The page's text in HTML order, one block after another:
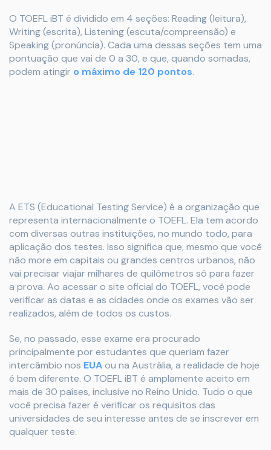
O TOEFL iBT é dividido em 4 seções: Reading (leitura),
Writing (escrita), Listening (escuta/compreensão) e
Speaking (pronúncia). Cada uma dessas seções tem uma
pontuação que vai de 0 a 30, e que, quando somadas,
podem atingir o máximo de 120 pontos.
A ETS (Educational Testing Service) é a organização que
representa internacionalmente o TOEFL. Ela tem acordo
com diversas outras instituições, no mundo todo, para
aplicação dos testes. Isso significa que, mesmo que você
não more em capitais ou grandes centros urbanos, não
vai precisar viajar milhares de quilômetros só para fazer
a prova. Ao acessar o site oficial do TOEFL, você pode
verificar as datas e as cidades onde os exames vão ser
realizados, além de todos os custos.
Se, no passado, esse exame era procurado
principalmente por estudantes que queriam fazer
intercâmbio nos EUAou na Austrália, a realidade de hoje
é bem diferente. O TOEFL iBT é amplamente aceito em
mais de 30 países, inclusive no Reino Unido. Tudo o que
você precisa fazer é verificar os requisitos das
universidades de seu interesse antes de se inscrever em
qualquer teste.